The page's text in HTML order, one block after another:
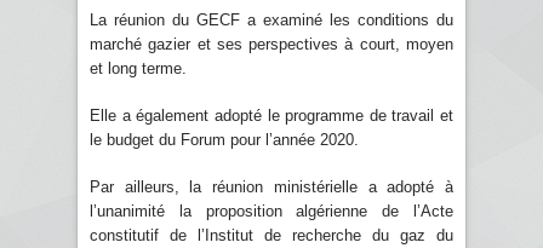
La réunion du GECF a examiné les conditions du
marché gazier et ses perspectives à court, moyen
et long terme.
Elle a également adopté le programme de travail et
le budget du Forum pour l’année 2020.
Par ailleurs, la réunion ministérielle a adopté à
l’unanimité la proposition algérienne de l’Acte
constitutif de l’Institut de recherche du gaz du